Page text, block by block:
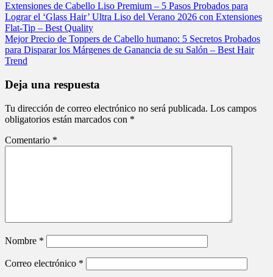
Extensiones de Cabello Liso Premium – 5 Pasos Probados para
Lograr el ‘Glass Hair’ Ultra Liso del Verano 2026 con Extensiones
Flat-Tip – Best Quality
Mejor Precio de Toppers de Cabello humano: 5 Secretos Probados
para Disparar los Márgenes de Ganancia de su Salón – Best Hair
Trend
Deja una respuesta
Tu dirección de correo electrónico no será publicada. Los campos
obligatorios están marcados con *
Comentario *
Nombre *
Correo electrónico *